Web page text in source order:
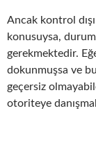
Ancak kontrol
konusuysa,
gerekmektedir.
dokunmuşsa ve
geçersiz
otoriteye